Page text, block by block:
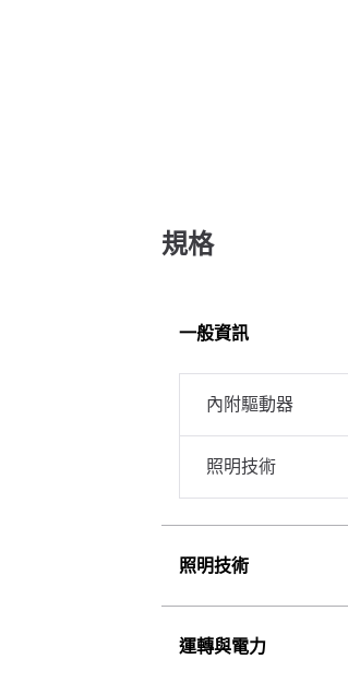
規格
一般資訊
內附驅動器
照明技術
照明技術
運轉與電力